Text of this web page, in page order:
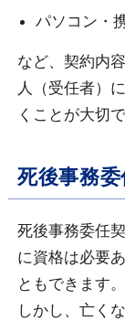
パソコン・
など、契約内
人（受任者）
くことが大切で
死後事務
死後事務委任
に資格は必要
ともできます。
しかし、亡く